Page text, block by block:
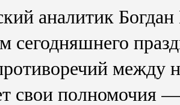
аналитик
между
свои полномочия